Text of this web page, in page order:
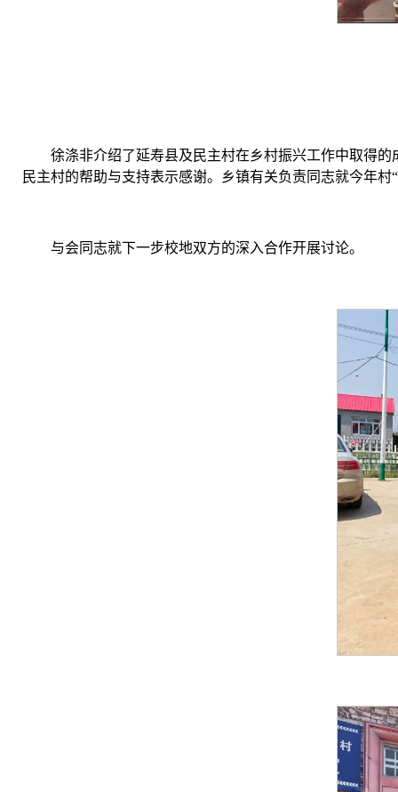
徐涤非介绍了延寿县及民主村在乡村振兴工作中取得
民主村的帮助与支持表示感谢。乡镇有关负责同志就今年
与会同志就下一步校地双方的深入合作开展讨论。